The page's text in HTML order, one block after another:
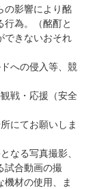
の影響により酩
為。（酩酊と
できないおそれ
への侵入等、競
戦・応援（安全
にてお願いしま
なる写真撮影、
試合動画の撮
材の使用、ま